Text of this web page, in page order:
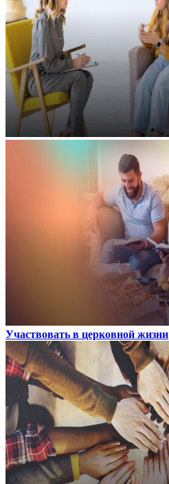
Участвовать в церковной жизни